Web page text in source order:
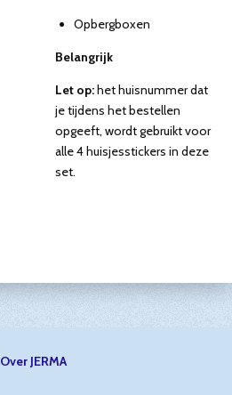
Opbergboxen
Belangrijk
Let op:het huisnummer dat
je tijdens het bestellen
opgeeft, wordt gebruikt voor
alle 4 huisjesstickers in deze
set.
Over JERMA